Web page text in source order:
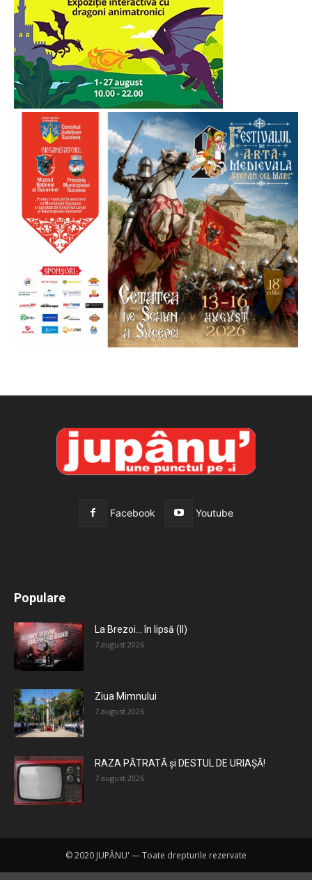
Facebook Youtube
Populare
La Brezoi… în lipsă (II)
7 august 2026
Ziua Mimnului
7 august 2026
RAZA PĂTRATĂ și DESTUL DE URIAȘĂ!
7 august 2026
© 2020 JUPÂNU' — Toate drepturile rezervate